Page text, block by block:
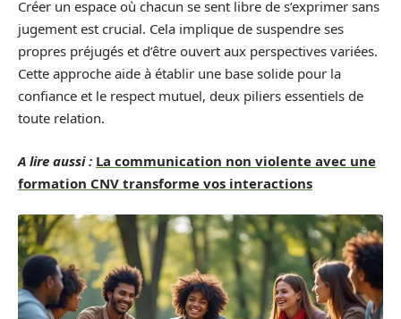
Créer un espace où chacun se sent libre de s’exprimer sans
jugement est crucial. Cela implique de suspendre ses
propres préjugés et d’être ouvert aux perspectives variées.
Cette approche aide à établir une base solide pour la
confiance et le respect mutuel, deux piliers essentiels de
toute relation.
A lire aussi : La communication non violente avec une
formation CNV transforme vos interactions